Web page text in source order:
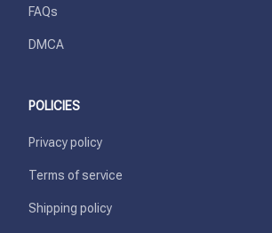
FAQs
DMCA
POLICIES
Privacy policy
Terms of service
Shipping policy